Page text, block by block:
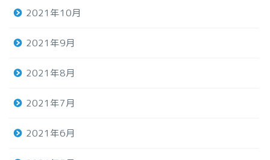
2021年10月
2021年9月
2021年8月
2021年7月
2021年6月